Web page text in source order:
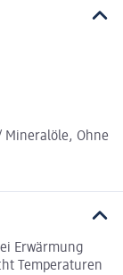
Mineralöle, Ohne
Erwärmung
Temperaturen